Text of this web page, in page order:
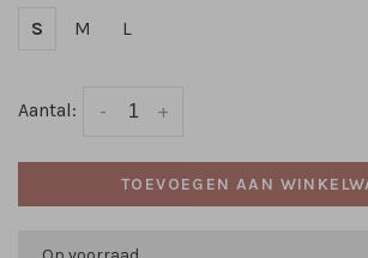
S M L
Aantal: +
-
TOEVOEGEN AAN